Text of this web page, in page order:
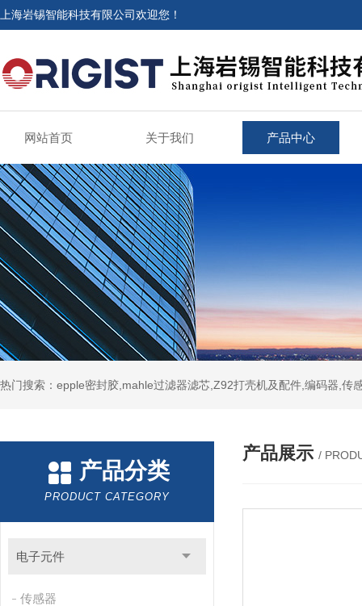
上海岩锡智能科技有限公司欢迎您！
网站首页 关于我们 产品中心
热门搜索：epple密封胶,mahle过滤器滤芯,Z92打壳机及配件,编码器,传
产品分类
PRODUCT CATEGORY
电子元件
传感器
产品展示 /